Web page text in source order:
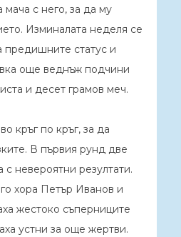
мача с него, за да му
Изминалата неделя се
предишните статус и
още веднъж подчини
и десет грамов меч.
кръг по кръг, за да
В първия рунд две
с невероятни резултати.
хора Петър Иванов и
жестоко съперниците
устни за още жертви.